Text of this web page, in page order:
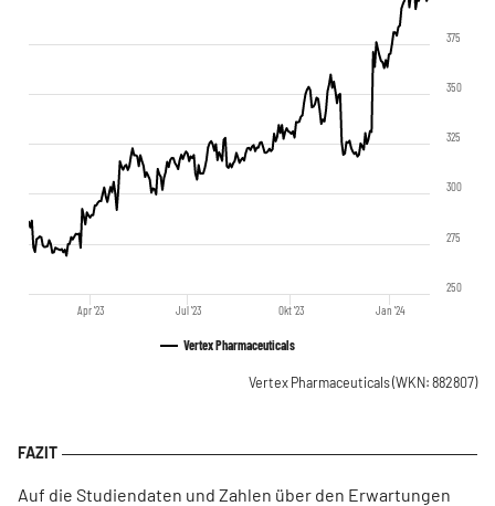
Vertex Pharmaceuticals
Jul '23 Jan '24
Apr '23 Okt '23
250
275
300
325
350
375
Vertex Pharmaceuticals(WKN: 882807)
Auf die Studiendaten und Zahlen über den Erwartungen